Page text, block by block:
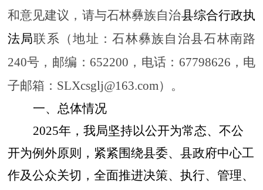
和意见建议，请与石林彝族自治县综合行政执
法局联系（地址：石林彝族自治县石林南路
240号 ，邮编： 652200 ，电话： 67798626 ，电
子邮箱： SLXcsglj@163.com）。
一、总体情况
2025年，我局坚持以公开为常态、不公
开为例外原则，紧紧围绕县委、县政府中心工
作及公众关切，全面推进决策、执行、管理、